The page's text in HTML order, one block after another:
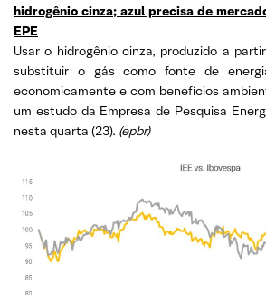
hidrogênio cinza; azul precisa de
EPE
Usar o hidrogênio cinza, produzido a
substituir o gás como fonte de
economicamente e com benefícios
um estudo da Empresa de Pesquisa
nesta quarta (23). (epbr)